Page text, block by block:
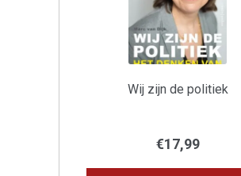
Wij zijn de politiek
€17,99